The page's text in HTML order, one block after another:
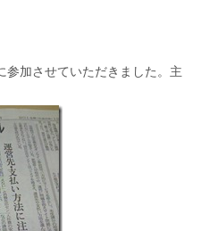
参加させていただきました。主